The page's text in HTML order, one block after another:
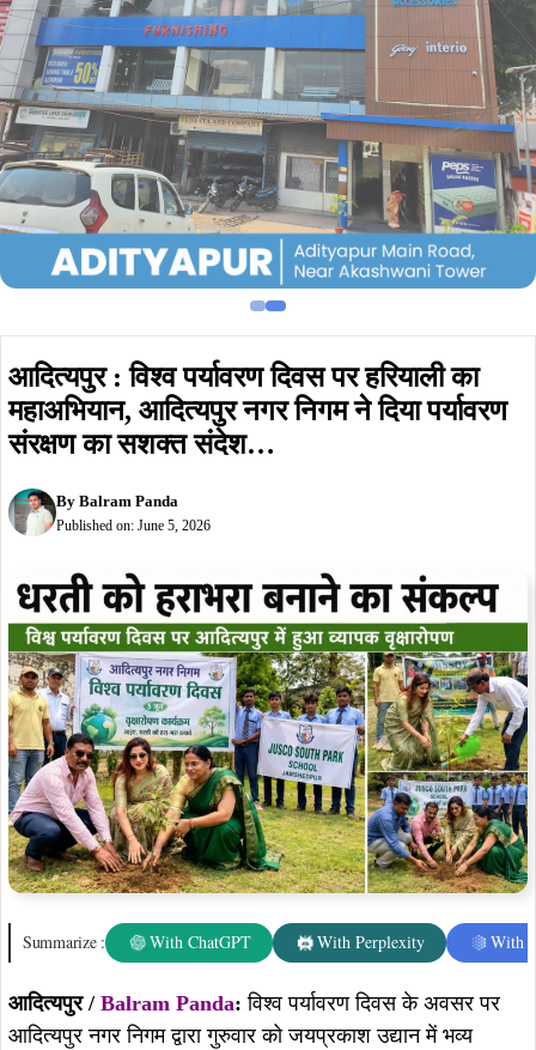
आदित्यपुर : विश्व पर्यावरण दिवस पर हरियाली का
महाअभियान, आदित्यपुर नगर निगम ने दिया पर्यावरण
संरक्षण का सशक्त संदेश…
By Balram Panda
Published on: June 5, 2026
Summarize : With ChatGPT With Perplexity With
आदित्यपुर / Balram Panda: विश्व पर्यावरण दिवस के अवसर पर
आदित्यपुर नगर निगम द्वारा गुरुवार को जयप्रकाश उद्यान में भव्य